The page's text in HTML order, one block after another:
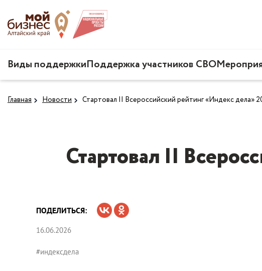
Виды поддержкиПоддержка участников СВО
Главная Новости Стартовал II Всероссийский рейтинг «Индекс дела»
Стартовал II
ПОДЕЛИТЬСЯ:
16.06.2026
#индексдела